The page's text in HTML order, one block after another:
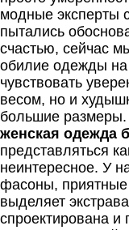
модные эксперты
пытались
счастью, сейчас
обилие одежды на
чувствовать
весом, но и
большие
женская одежда
представляться
неинтересное. У
фасоны, приятные
выделяет
спроектирована и